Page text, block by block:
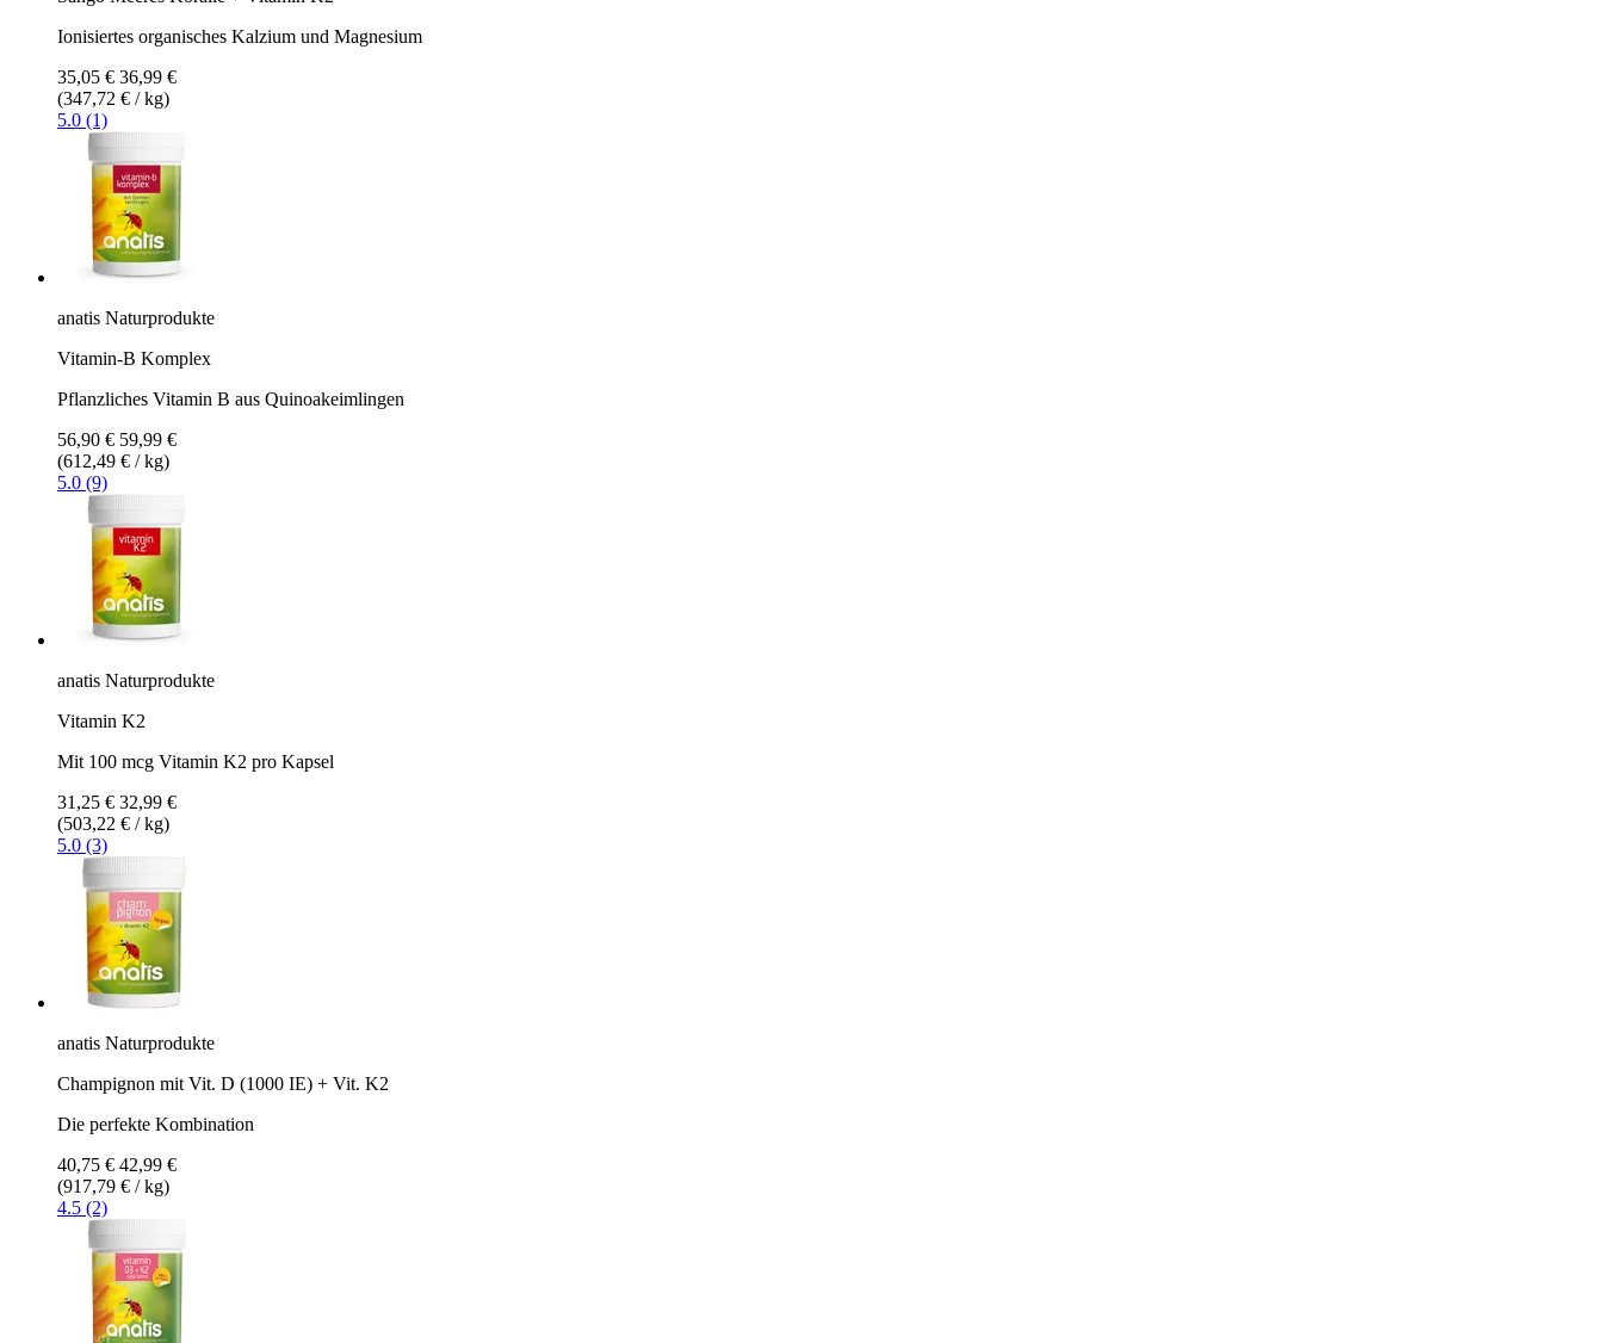
Ionisiertes organisches Kalzium und Magnesium
35,05 € 36,99 €
(347,72 € / kg)
5.0 (1)
anatis Naturprodukte
Vitamin-B Komplex
Pflanzliches Vitamin B aus Quinoakeimlingen
56,90 € 59,99 €
(612,49 € / kg)
5.0 (9)
anatis Naturprodukte
Vitamin K2
Mit 100 mcg Vitamin K2 pro Kapsel
31,25 € 32,99 €
(503,22 € / kg)
5.0 (3)
anatis Naturprodukte
Champignon mit Vit. D (1000 IE) + Vit. K2
Die perfekte Kombination
40,75 € 42,99 €
(917,79 € / kg)
4.5 (2)